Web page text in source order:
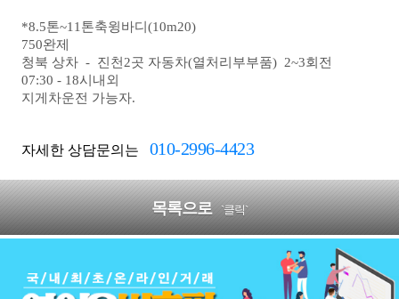
*8.5톤~11톤축윙바디(10m20)
750완제
청북 상차 - 진천2곳 자동차(열처리부부품) 2~3회전
07:30 - 18시내외
지게차운전 가능자.
자세한 상담문의는 010-2996-4423
목록으로 `클릭`